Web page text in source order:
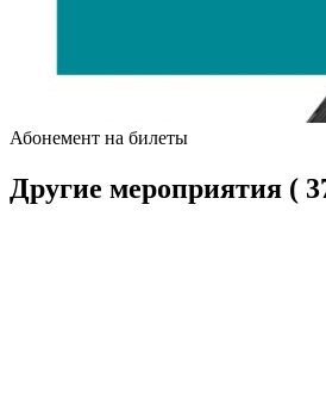
Абонемент на билеты
Другие мероприятия (